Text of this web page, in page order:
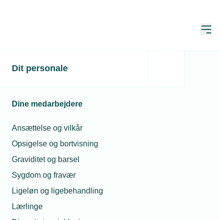
Dit personale
Dine medarbejdere
Ansættelse og vilkår
Opsigelse og bortvisning
Graviditet og barsel
Sygdom og fravær
Ligeløn og ligebehandling
Lærlinge
Manglende betaling
Hvis en kunde ikke en faktura til tiden,
opstår spørgsmålet om, hvordan den
manglende betaling skal håndteres.
Renteloven, inkassoloven m.v.
indeholder en række regler, som skal
overholdes, når kunden ikke betaler.